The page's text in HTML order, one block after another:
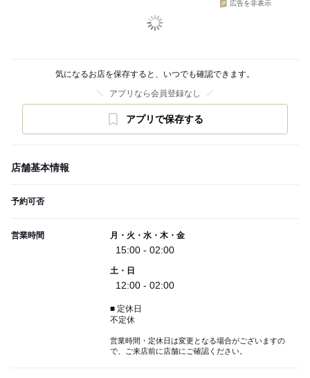
広告を非表示
気になるお店を保存すると、いつでも確認できます。
アプリなら会員登録なし
アプリで保存する
店舗基本情報
予約可否
営業時間 月・火・水・木・金
15:00 - 02:00
土・日
12:00 - 02:00
■ 定休日
不定休
営業時間・定休日は変更となる場合がございますの
で、ご来店前に店舗にご確認ください。